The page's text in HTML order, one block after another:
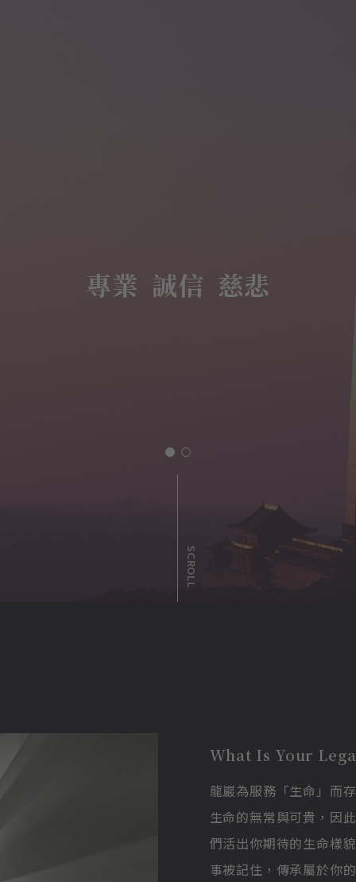
SCROLL
What Is Your
龍巖為服務「生命」而
生命的無常與可貴，因
們活出你期待的生命樣
事被記住，傳承屬於你